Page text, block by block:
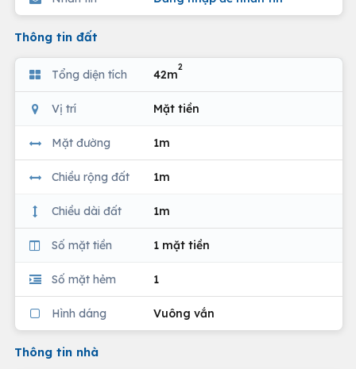
Thông tin đất
Tổng diện tích 42m
2
Vị trí Mặt tiền
Mặt đường 1m
Chiều rộng đất 1m
Chiều dài đất 1m
Số mặt tiền 1 mặt tiền
Số mặt hẻm 1
Hình dáng Vuông vắn
Thông tin nhà